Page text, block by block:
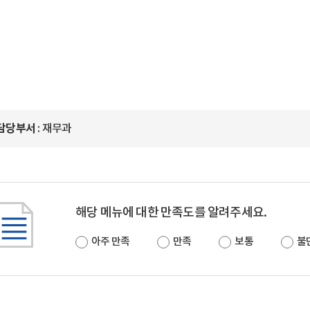
당부서 : 재무과
해당 메뉴에 대한 만족도를 알려주세요.
아주 만족 만족 보통 불